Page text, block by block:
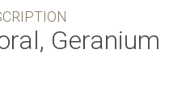
Geranium